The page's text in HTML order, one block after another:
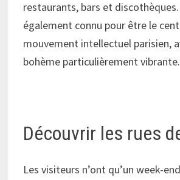
restaurants, bars et
également connu pour être le
mouvement intellectuel parisien,
bohème particulièrement vibrante.
Découvrir les rues
Les visiteurs n’ont qu’un week-